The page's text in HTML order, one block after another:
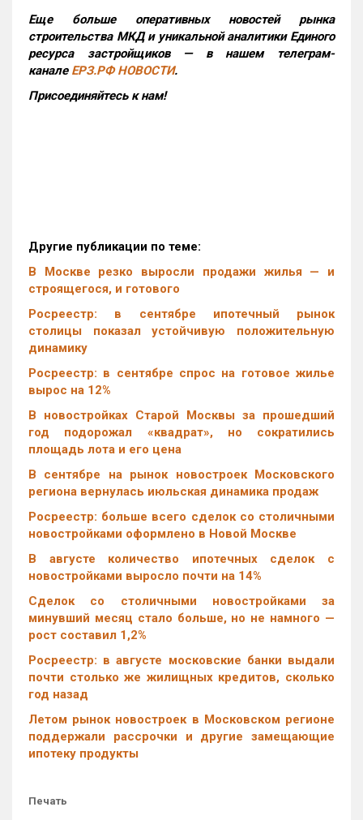
Еще больше оперативных новостей рынка
строительства МКД и уникальной аналитики Единого
ресурса застройщиков — в нашем телеграм-
канале ЕРЗ.РФ НОВОСТИ.
Присоединяйтесь к нам!
Другие публикации по теме:
В Москве резко выросли продажи жилья — и
строящегося, и готового
Росреестр: в сентябре ипотечный рынок
столицы показал устойчивую положительную
динамику
Росреестр: в сентябре спрос на готовое жилье
вырос на 12%
В новостройках Старой Москвы за прошедший
год подорожал «квадрат», но сократились
площадь лота и его цена
В сентябре на рынок новостроек Московского
региона вернулась июльская динамика продаж
Росреестр: больше всего сделок со столичными
новостройками оформлено в Новой Москве
В августе количество ипотечных сделок с
новостройками выросло почти на 14%
Cделок со столичными новостройками за
минувший месяц стало больше, но не намного —
рост составил 1,2%
Росреестр: в августе московские банки выдали
почти столько же жилищных кредитов, сколько
год назад
Летом рынок новостроек в Московском регионе
поддержали рассрочки и другие замещающие
ипотеку продукты
Печать